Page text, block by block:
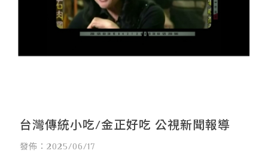
台灣傳統小吃/金正好吃 公視新聞報導
發佈：2025/06/17